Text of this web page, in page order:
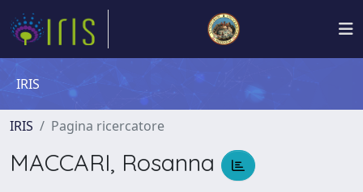
IRIS
IRIS Pagina ricercatore
MACCARI, Rosanna